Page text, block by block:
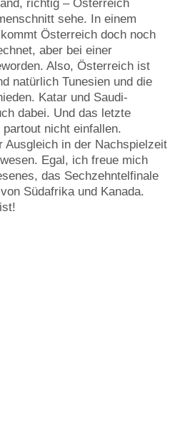
richtig – Österreich
sehe. In einem
Österreich doch noch
aber bei einer
Also, Österreich ist
natürlich Tunesien und die
Katar und Saudi-
dabei. Und das letzte
nicht einfallen.
Ausgleich in der Nachspielzeit
Egal, ich freue mich
das Sechzehntelfinale
Südafrika und Kanada.